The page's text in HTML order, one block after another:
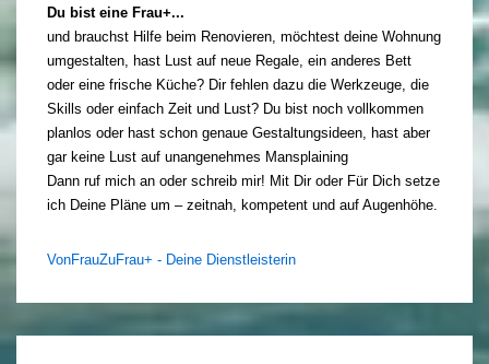
Du bist eine Frau+...
und brauchst Hilfe beim Renovieren, möchtest deine Wohnung
umgestalten, hast Lust auf neue Regale, ein anderes Bett
oder eine frische Küche? Dir fehlen dazu die Werkzeuge, die
Skills oder einfach Zeit und Lust? Du bist noch vollkommen
planlos oder hast schon genaue Gestaltungsideen, hast aber
gar keine Lust auf unangenehmes Mansplaining
Dann ruf mich an oder schreib mir! Mit Dir oder Für Dich setze
ich Deine Pläne um – zeitnah, kompetent und auf Augenhöhe.
VonFrauZuFrau+ - Deine Dienstleisterin